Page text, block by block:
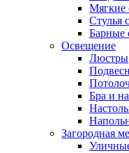
Мягкие
Стулья
Барные
Освещение
Люстры
Бра и
Загородная